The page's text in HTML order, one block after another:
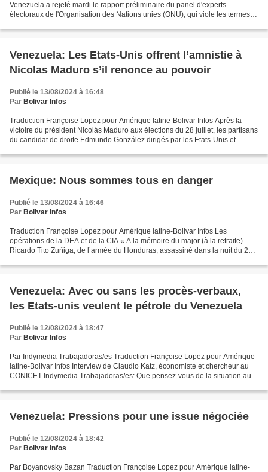
Venezuela a rejeté mardi le rapport préliminaire du panel d'experts
électoraux de l'Organisation des Nations unies (ONU), qui viole les termes
Venezuela: Les Etats-Unis offrent l’amnistie à
Nicolas Maduro s’il renonce au pouvoir
Publié le 13/08/2024 à 16:48
Par Bolivar Infos
Traduction Françoise Lopez pour Amérique latine-Bolivar Infos Après la
victoire du président Nicolás Maduro aux élections du 28 juillet, les partisans
du candidat de droite Edmundo González dirigés par les Etats-Unis et
Mexique: Nous sommes tous en danger
Publié le 13/08/2024 à 16:46
Par Bolivar Infos
Traduction Françoise Lopez pour Amérique latine-Bolivar Infos Les
opérations de la DEA et de la CIA « A la mémoire du major (à la retraite)
Ricardo Tito Zuñiga, de l’armée du Honduras, assassiné dans la nuit du 27
Venezuela: Avec ou sans les procès-verbaux,
les Etats-unis veulent le pétrole du Venezuela
Publié le 12/08/2024 à 18:47
Par Bolivar Infos
Par Indymedia Trabajadoras/es Traduction Françoise Lopez pour Amérique
latine-Bolivar Infos Interview de Claudio Katz, économiste et chercheur au
CONICET Indymedia Trabajadoras/es: Que pensez-vous de la situation au
Venezuela: Pressions pour une issue négociée
Publié le 12/08/2024 à 18:42
Par Bolivar Infos
Par Boyanovsky Bazan Traduction Françoise Lopez pour Amérique latine-